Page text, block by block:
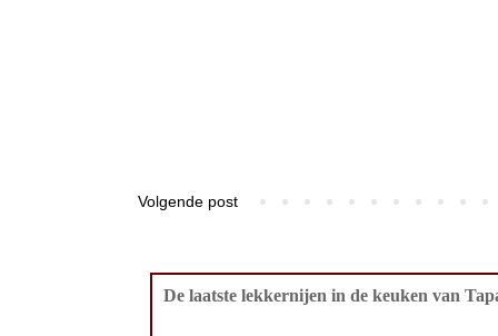
Volgende post
De laatste lekkernijen in de keuken van